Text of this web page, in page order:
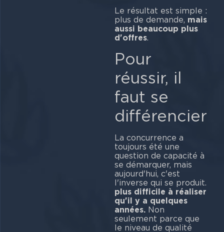
Le résultat est simple :
plus de demande, mais
aussi beaucoup plus
d'offres.
Pour
réussir, il
faut se
différencier
La concurrence a
toujours été une
question de capacité à
se démarquer, mais
aujourd'hui, c'est
l'inverse qui se produit.
plus difficile à réaliser
qu'il y a quelques
années.Non
seulement parce que
le niveau de qualité